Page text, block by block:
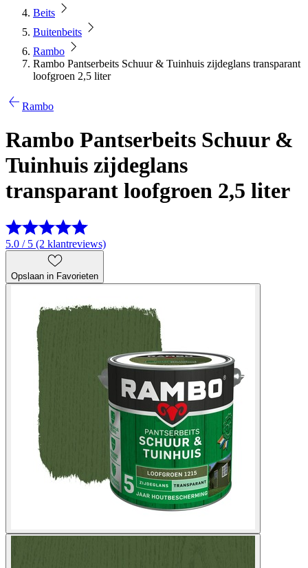
Beits
Buitenbeits
Rambo
Rambo Pantserbeits Schuur & Tuinhuis zijdeglans transparant
loofgroen 2,5 liter
Rambo
Rambo Pantserbeits Schuur &
Tuinhuis zijdeglans
transparant loofgroen 2,5 liter
5.0 / 5 (2 klantreviews)
Opslaan in Favorieten